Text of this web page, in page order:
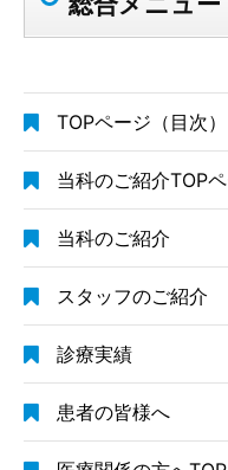
TOPページ（目次）
当科のご紹介TOP
当科のご紹介
スタッフのご紹介
診療実績
患者の皆様へ